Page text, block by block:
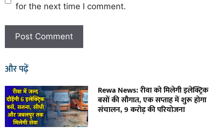
for the next time I comment.
और पढ़ें
Rewa News: रीवा को मिलेगी इलेक्ट्रिक
बसों की सौगात, एक सप्ताह में शुरू होगा
संचालन, 9 करोड़ की परियोजना